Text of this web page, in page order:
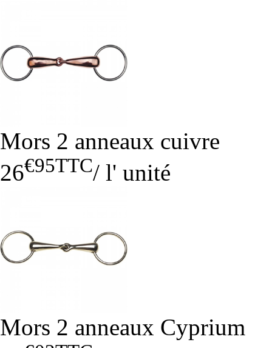
Mors 2 anneaux cuivre
26€95TTC/ l' unité
Mors 2 anneaux Cyprium